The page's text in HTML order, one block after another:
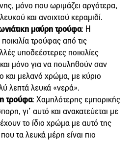
μόνο που ωριμάζει αργότερα,
και ανοιχτού κεραμιδί.
μαύρη τρούφα: Η
τρούφας από τις
υποδεέστερες ποικιλίες
μόνο για να πουληθούν σαν
και μελανό χρώμα, με κύριο
λεπτά λευκά «νερά».
τρούφα: Χαμηλότερης εμπορικής
γι’ αυτό και ανακατεύεται με
το ίδιο χρώμα με αυτό της
τα λευκά μέρη είναι πιο